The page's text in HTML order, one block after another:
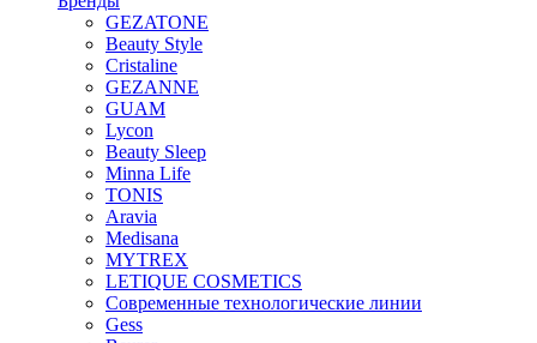
GEZATONE
Beauty Style
Cristaline
GEZANNE
GUAM
Lycon
Beauty Sleep
Minna Life
TONIS
Aravia
Medisana
MYTREX
LETIQUE COSMETICS
Современные технологические линии
Gess